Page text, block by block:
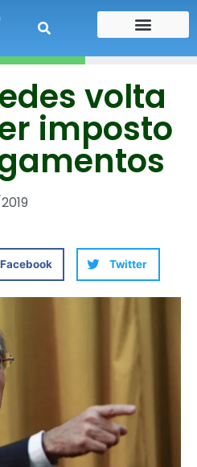
volta
imposto
Facebook Twitter